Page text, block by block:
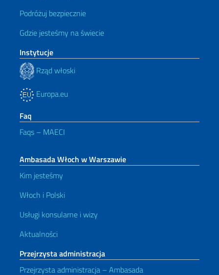
Podróżuj bezpiecznie
Gdzie jesteśmy na świecie
Instytucje
Rząd włoski
Europa.eu
Faq
Faqs – MAECI
Ambasada Włoch w Warszawie
Kim jesteśmy
Włoch i Polski
Usługi konsularne i wizy
Aktualności
Przejrzysta administracja
Przejrzysta administracja – Ambasada